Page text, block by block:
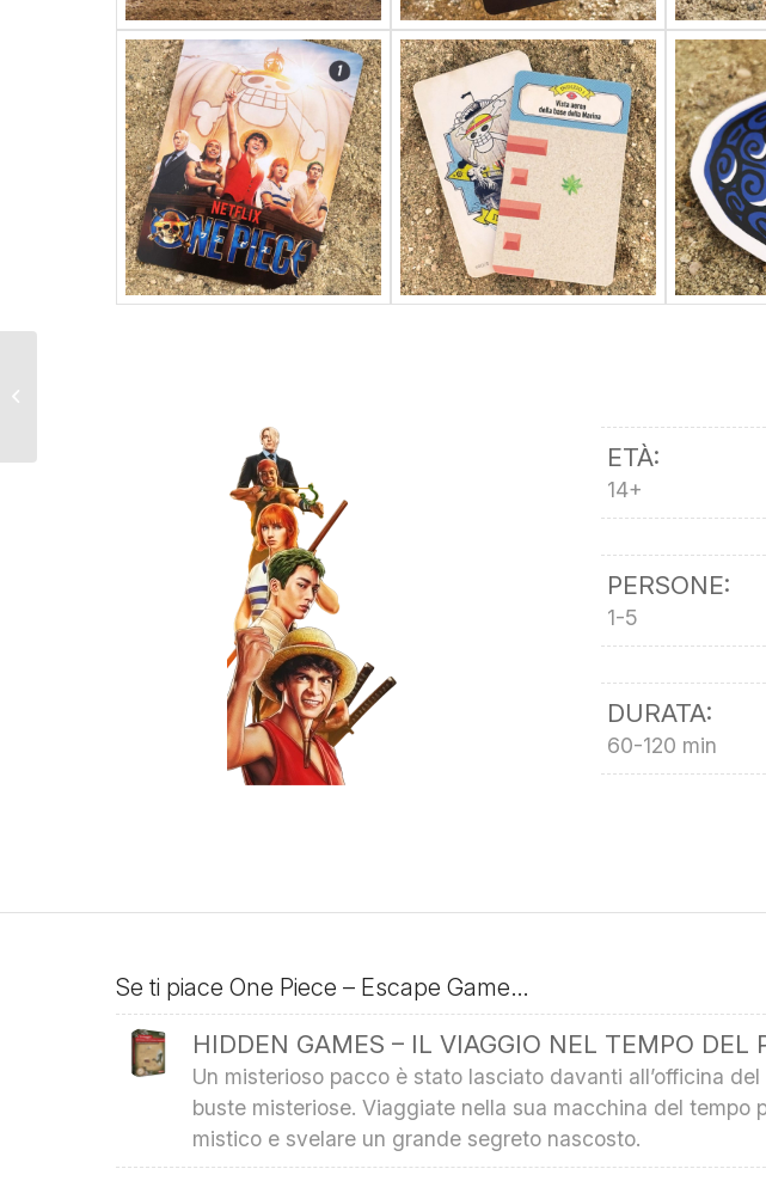
ETÀ:
14+
PERSONE:
1-5
DURATA:
60-120 min
Se ti piace One Piece – Escape Game…
HIDDEN GAMES – IL VIAGGIO NEL TEMPO DEL
Un misterioso pacco è stato lasciato davanti all’officina
buste misteriose. Viaggiate nella sua macchina del
mistico e svelare un grande segreto nascosto.